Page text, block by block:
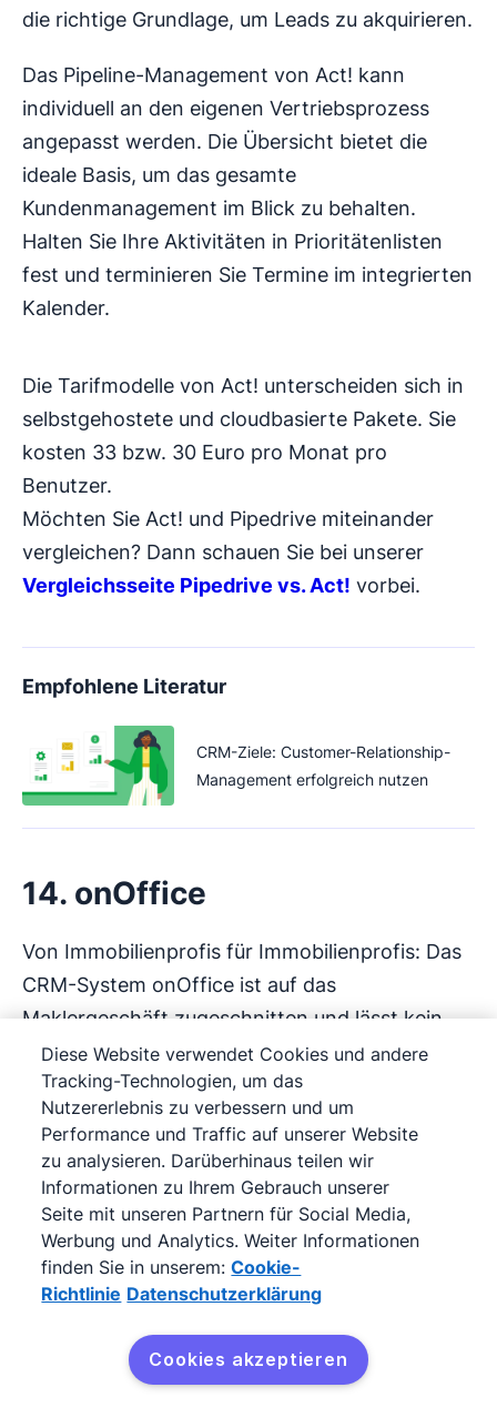
die richtige Grundlage, um Leads zu akquirieren.
Das Pipeline-Management von Act! kann
individuell an den eigenen Vertriebsprozess
angepasst werden. Die Übersicht bietet die
ideale Basis, um das gesamte
Kundenmanagement im Blick zu behalten.
Halten Sie Ihre Aktivitäten in Prioritätenlisten
fest und terminieren Sie Termine im integrierten
Kalender.
Die Tarifmodelle von Act! unterscheiden sich in
selbstgehostete und cloudbasierte Pakete. Sie
kosten 33 bzw. 30 Euro pro Monat pro
Benutzer.
Möchten Sie Act! und Pipedrive miteinander
vergleichen? Dann schauen Sie bei unserer
Vergleichsseite Pipedrive vs. Act! vorbei.
Empfohlene Literatur
CRM-Ziele: Customer-Relationship-
Management erfolgreich nutzen
14. onOffice
Von Immobilienprofis für Immobilienprofis: Das
CRM-System onOffice ist auf das
Maklergeschäft zugeschnitten und lässt kein
Bedürfnis seiner Zielkundschaft offen. Anders
als bei herkömmlichen CRM-Lösungen ist
onOffice weniger auf die Akquise von Leads
ausgerichtet und liefert daher nicht die typische
Sales Pipeline. Stattdessen lassen sich mit dem
Anfragenmanager eine Reihe alltäglicher
Makleraufgaben automatisieren wie
beispielsweise Exposés zu versenden,
Adressen zu prüfen.
Kostenlos testen
Diese Website verwendet Cookies und andere
Tracking-Technologien, um das
Nutzererlebnis zu verbessern und um
Performance und Traffic auf unserer Website
zu analysieren. Darüberhinaus teilen wir
Informationen zu Ihrem Gebrauch unserer
Seite mit unseren Partnern für Social Media,
Werbung und Analytics. Weiter Informationen
finden Sie in unserem: Cookie-
Richtlinie Datenschutzerklärung
Cookies akzeptieren